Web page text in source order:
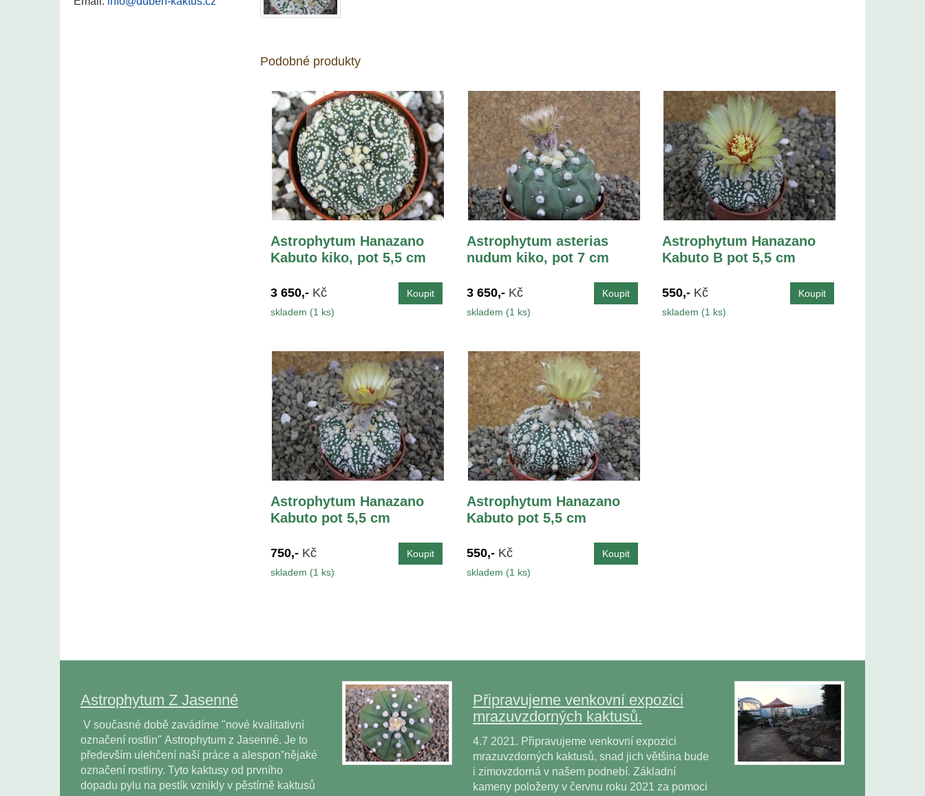
Podobné produkty
Astrophytum Hanazano
Kabuto kiko, pot 5,5 cm
3 650,- Kč
skladem (1 ks)
Astrophytum asterias
nudum kiko, pot 7 cm
3 650,- Kč
skladem (1 ks)
Astrophytum Hanazano
Kabuto B pot 5,5 cm
550,- Kč
skladem (1 ks)
Astrophytum Hanazano
Kabuto pot 5,5 cm
750,- Kč
skladem (1 ks)
Astrophytum Hanazano
Kabuto pot 5,5 cm
550,- Kč
skladem (1 ks)
Astrophytum Z Jasenné
V současné době zavádíme "nové kvalitativní
označení rostlin" Astrophytum z Jasenné. Je to
především ulehčení naší práce a alesponˇnějaké
označení rostliny. Tyto kaktusy od prvního
dopadu pylu na pestík vznikly v pěstírně kaktusů
Připravujeme venkovní expozici
mrazuvzdorných kaktusů.
4.7 2021. Připravujeme venkovní expozici
mrazuvzdorných kaktusů, snad jich většina bude
i zimovzdorná v našem podnebí. Základní
kameny položeny v červnu roku 2021 za pomoci